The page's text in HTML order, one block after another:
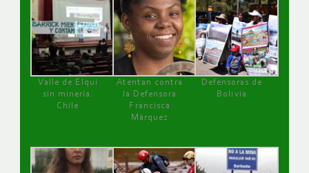
Valle de Elqui
sin minería.
Chile
Atentan contra
la Defensora
Francisca
Márquez
Defensoras de
Bolivia